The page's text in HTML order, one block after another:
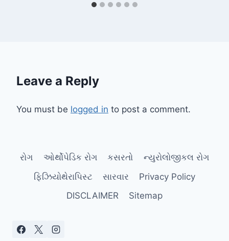
Leave a Reply
You must be logged in to post a comment.
રોગ ઓર્થોપેડિક રોગ કસરતો
ન્યુરોલોજીકલ રોગ
ફિઝિયોથેરાપિસ્ટ
સારવાર
Privacy Policy
DISCLAIMER
Sitemap